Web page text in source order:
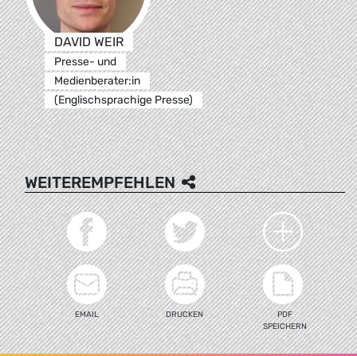
DAVID WEIR
Presse- und
Medienberater:in
(Englischsprachige Presse)
WEITEREMPFEHLEN
EMAIL DRUCKEN
PDF
SPEICHERN